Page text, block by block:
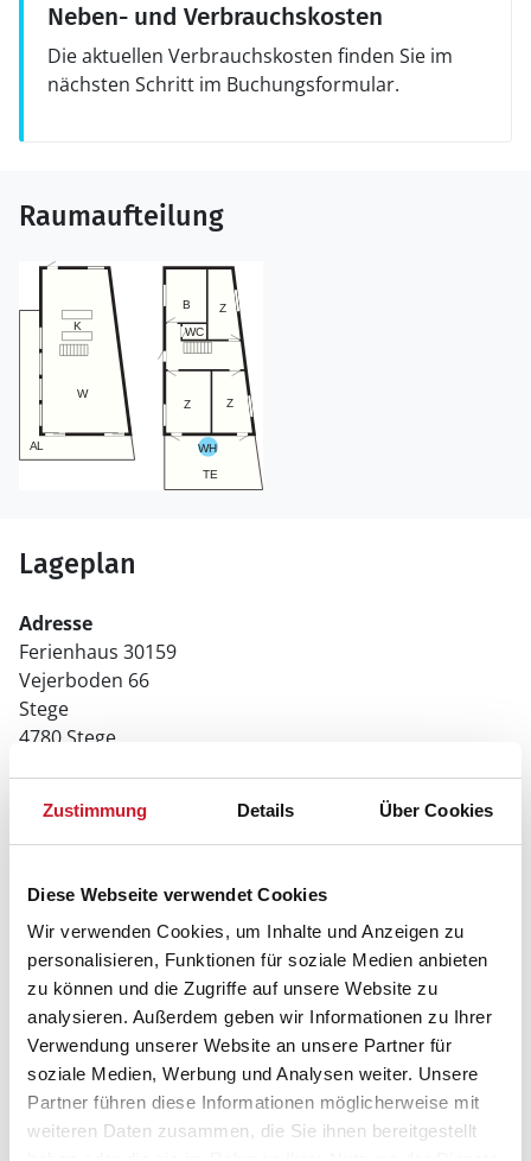
Zustimmung Details Über Cookies
Diese Webseite verwendet Cookies
Wir verwenden Cookies, um Inhalte und Anzeigen zu
personalisieren, Funktionen für soziale Medien anbieten
zu können und die Zugriffe auf unsere Website zu
analysieren. Außerdem geben wir Informationen zu Ihrer
Verwendung unserer Website an unsere Partner für
soziale Medien, Werbung und Analysen weiter. Unsere
Partner führen diese Informationen möglicherweise mit
weiteren Daten zusammen, die Sie ihnen bereitgestellt
Neben- und Verbrauchskosten
Die aktuellen Verbrauchskosten finden Sie im
nächsten Schritt im Buchungsformular.
Raumaufteilung
Lageplan
Adresse
Ferienhaus 30159
Vejerboden 66
Stege
4780 Stege